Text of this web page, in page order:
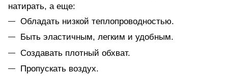
натирать, а еще:
Обладать низкой теплопроводностью.
Быть эластичным, легким и удобным.
Создавать плотный обхват.
Пропускать воздух.